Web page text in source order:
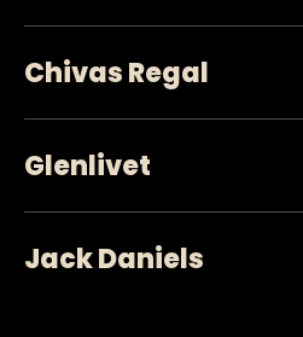
Chivas Regal
Glenlivet
Jack Daniels